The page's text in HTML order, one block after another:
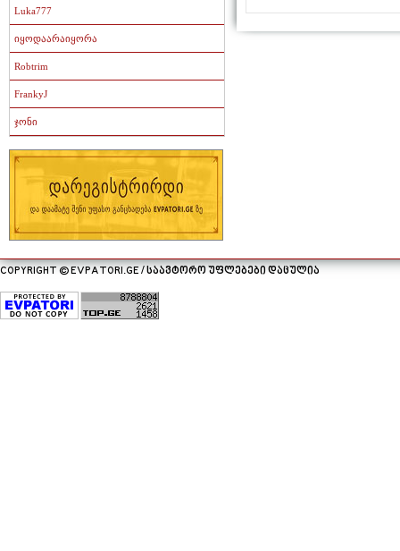
Luka777
იყოდაარაიყორა
Robtrim
FrankyJ
ჯონი
COPYRIGHT © EVPATORI.GE / საავტორო უფლებები დაცულია